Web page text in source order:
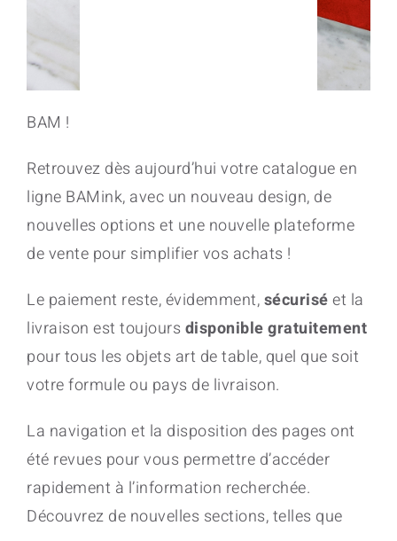
BAM !
Retrouvez dès aujourd’hui votre catalogue en
ligne BAMink, avec un nouveau design, de
nouvelles options et une nouvelle plateforme
de vente pour simplifier vos achats !
Le paiement reste, évidemment,sécuriséet la
livraison est toujoursdisponible gratuitement
pour tous les objets art de table, quel que soit
votre formule ou pays de livraison.
La navigation et la disposition des pages ont
été revues pour vous permettre d’accéder
rapidement à l’information recherchée.
Découvrez de nouvelles sections, telles que